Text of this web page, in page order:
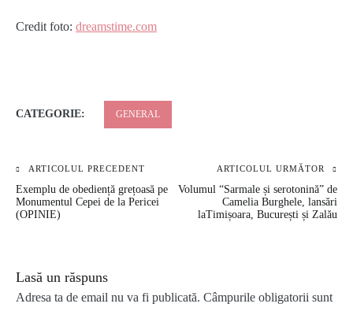
Credit foto: dreamstime.com
CATEGORIE: GENERAL
Navigare
în
ARTICOLUL PRECEDENT
Exemplu de obediență grețoasă pe
Monumentul Cepei de la Pericei
(OPINIE)
ARTICOLUL URMĂTOR
Volumul “Sarmale și serotonină” de
Camelia Burghele, lansări
laTimișoara, București și Zalău
Lasă un răspuns
Adresa ta de email nu va fi publicată. Câmpurile obligatorii sunt